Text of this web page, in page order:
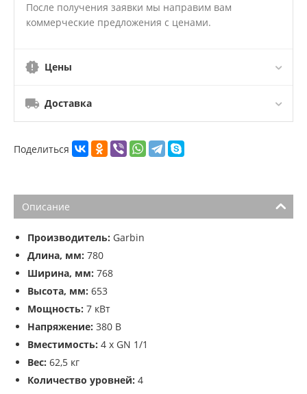
После получения заявки мы направим вам
коммерческие предложения с ценами.
Цены
Доставка
Поделиться
Описание
Производитель: Garbin
Длина, мм: 780
Ширина, мм: 768
Высота, мм: 653
Мощность: 7 кВт
Напряжение: 380 В
Вместимость: 4 x GN 1/1
Вес: 62,5 кг
Количество уровней: 4